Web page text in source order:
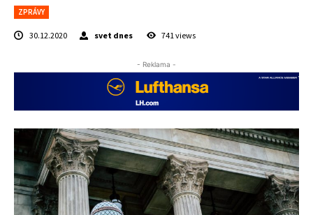
ZPRÁVY
30.12.2020 svet dnes 741views
- Reklama -